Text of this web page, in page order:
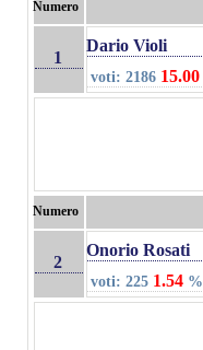
Numero
1
Dario Violi
voti: 2186 15.00
Numero
2
Onorio Rosati
voti: 225 1.54 %